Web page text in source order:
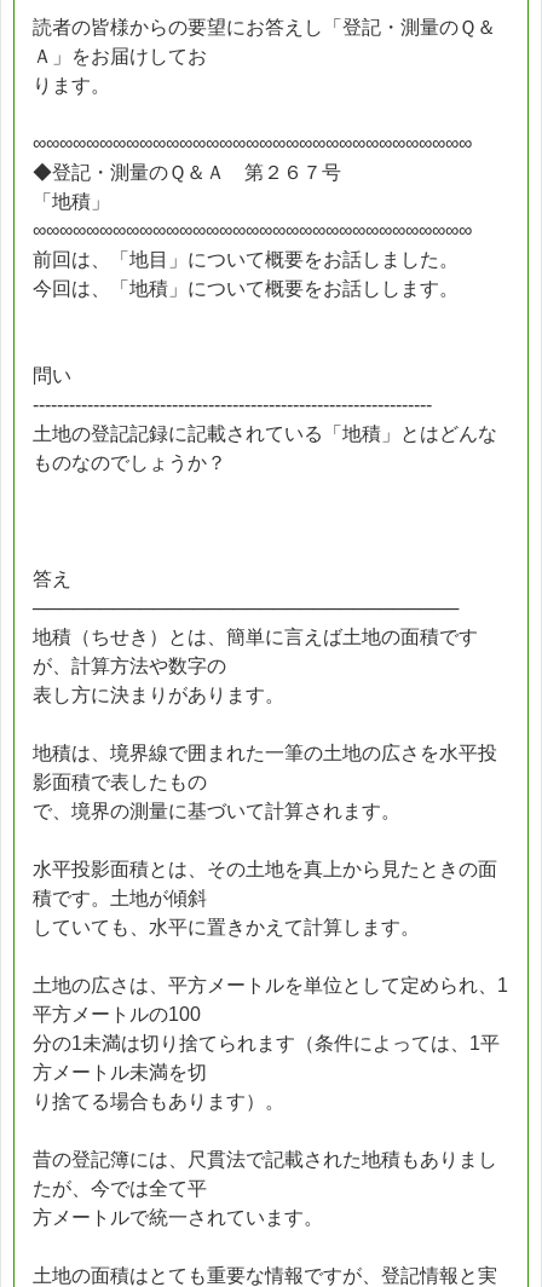
読者の皆様からの要望にお答えし「登記・測量のＱ＆
Ａ」をお届けしてお
ります。
∞∞∞∞∞∞∞∞∞∞∞∞∞∞∞∞∞∞∞∞∞∞∞∞∞∞∞∞∞∞∞∞∞
◆登記・測量のＱ＆Ａ 第２６７号
「地積」
∞∞∞∞∞∞∞∞∞∞∞∞∞∞∞∞∞∞∞∞∞∞∞∞∞∞∞∞∞∞∞∞∞
前回は、「地目」について概要をお話しました。
今回は、「地積」について概要をお話しします。
問い
------------------------------------------------------------------
土地の登記記録に記載されている「地積」とはどんな
ものなのでしょうか？
答え
────────────────────────────────
地積（ちせき）とは、簡単に言えば土地の面積です
が、計算方法や数字の
表し方に決まりがあります。
地積は、境界線で囲まれた一筆の土地の広さを水平投
影面積で表したもの
で、境界の測量に基づいて計算されます。
水平投影面積とは、その土地を真上から見たときの面
積です。土地が傾斜
していても、水平に置きかえて計算します。
土地の広さは、平方メートルを単位として定められ、1
平方メートルの100
分の1未満は切り捨てられます（条件によっては、1平
方メートル未満を切
り捨てる場合もあります）。
昔の登記簿には、尺貫法で記載された地積もありまし
たが、今では全て平
方メートルで統一されています。
土地の面積はとても重要な情報ですが、登記情報と実